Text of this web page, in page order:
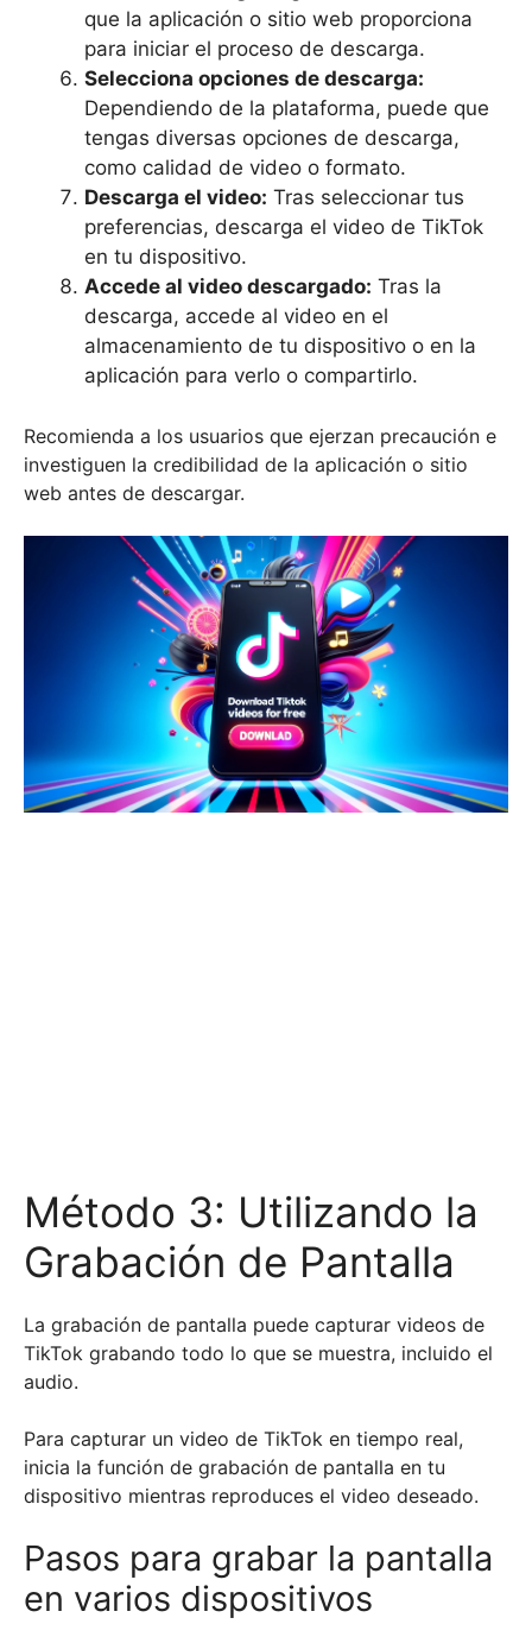
que la aplicación o sitio web proporciona
para iniciar el proceso de descarga.
Selecciona opciones de descarga:
Dependiendo de la plataforma, puede que
tengas diversas opciones de descarga,
como calidad de video o formato.
Descarga el video: Tras seleccionar tus
preferencias, descarga el video de TikTok
en tu dispositivo.
Accede al video descargado: Tras la
descarga, accede al video en el
almacenamiento de tu dispositivo o en la
aplicación para verlo o compartirlo.
Recomienda a los usuarios que ejerzan precaución e
investiguen la credibilidad de la aplicación o sitio
web antes de descargar.
Método 3: Utilizando la
Grabación de Pantalla
La grabación de pantalla puede capturar videos de
TikTok grabando todo lo que se muestra, incluido el
audio.
Para capturar un video de TikTok en tiempo real,
inicia la función de grabación de pantalla en tu
dispositivo mientras reproduces el video deseado.
Pasos para grabar la pantalla
en varios dispositivos